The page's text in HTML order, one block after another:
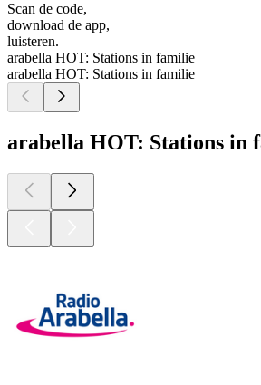
Scan de code,
download de app,
luisteren.
arabella HOT: Stations in familie
arabella HOT: Stations in familie
arabella HOT: Stations in